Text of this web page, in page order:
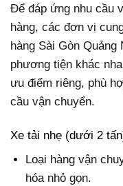
Để đáp ứng nhu cầu
hàng, các đơn vị
hàng Sài Gòn
phương tiện khác
ưu điểm riêng, phù
cầu vận chuyển.
Xe tải nhẹ (dưới 2
Loại hàng vận
hóa nhỏ gọn.